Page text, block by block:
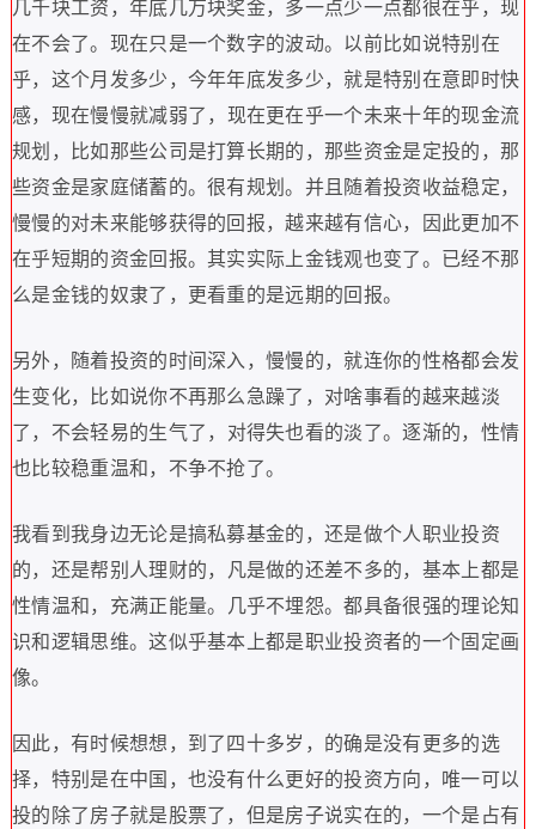
几千块工资， 年底几万块奖金， 多一点少一点都很在乎， 现
在不会了。 现在只是一个数字的波动。 以前比如说特别在
乎， 这个月发多少， 今年年底发多少，就是特别在意即时快
感， 现在慢慢就减弱了， 现在更在乎一个未来十年的现金流
规划， 比如那些公司是打算长期的，那些资金是定投的， 那
些资金是家庭储蓄的。很有规划。 并且随着投资收益稳定，
慢慢的对未来能够获得的回报，越来越有信心， 因此更加不
在乎短期的资金回报。其实实际上金钱观也变了。 已经不那
么是金钱的奴隶了 ， 更看重的是远期的回报。
另外， 随着投资的时间深入，慢慢的，就连你的性格都会发
生变化， 比如说你不再那么急躁了 ， 对啥事看的越来越淡
了， 不会轻易的生气了， 对得失也看的淡了。逐渐的， 性情
也比较稳重温和， 不争不抢了。
我看到我身边无论是搞私募基金的，还是做个人职业投资
的， 还是帮别人理财的， 凡是做的还差不多的， 基本上都是
性情温和， 充满正能量。 几乎不埋怨。都具备很强的理论知
识和逻辑思维。这似乎基本上都是职业投资者的一个固定画
像。
因此， 有时候想想， 到了四十多岁 ， 的确是没有更多的选
择， 特别是在中国， 也没有什么更好的投资方向， 唯一可以
投的除了房子就是股票了， 但是房子说实在的， 一个是占有